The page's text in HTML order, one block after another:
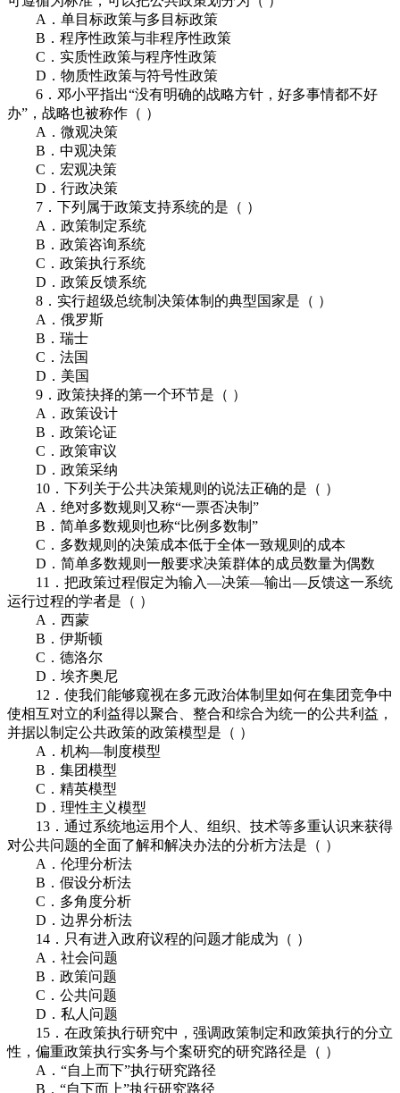
A．单目标政策与多目标政策
B．程序性政策与非程序性政策
C．实质性政策与程序性政策
D．物质性政策与符号性政策
6．邓小平指出“没有明确的战略方针，好多事情都不好
办”，战略也被称作（ ）
A．微观决策
B．中观决策
C．宏观决策
D．行政决策
7．下列属于政策支持系统的是（ ）
A．政策制定系统
B．政策咨询系统
C．政策执行系统
D．政策反馈系统
8．实行超级总统制决策体制的典型国家是（ ）
A．俄罗斯
B．瑞士
C．法国
D．美国
9．政策抉择的第一个环节是（ ）
A．政策设计
B．政策论证
C．政策审议
D．政策采纳
10．下列关于公共决策规则的说法正确的是（ ）
A．绝对多数规则又称“一票否决制”
B．简单多数规则也称“比例多数制”
C．多数规则的决策成本低于全体一致规则的成本
D．简单多数规则一般要求决策群体的成员数量为偶数
11．把政策过程假定为输入—决策—输出—反馈这一系统
运行过程的学者是（ ）
A．西蒙
B．伊斯顿
C．德洛尔
D．埃齐奥尼
12．使我们能够窥视在多元政治体制里如何在集团竞争中
使相互对立的利益得以聚合、整合和综合为统一的公共利益，
并据以制定公共政策的政策模型是（ ）
A．机构—制度模型
B．集团模型
C．精英模型
D．理性主义模型
13．通过系统地运用个人、组织、技术等多重认识来获得
对公共问题的全面了解和解决办法的分析方法是（ ）
A．伦理分析法
B．假设分析法
C．多角度分析
D．边界分析法
14．只有进入政府议程的问题才能成为（ ）
A．社会问题
B．政策问题
C．公共问题
D．私人问题
15．在政策执行研究中，强调政策制定和政策执行的分立
性，偏重政策执行实务与个案研究的研究路径是（ ）
A．“自上而下”执行研究路径
B．“自下而上”执行研究路径